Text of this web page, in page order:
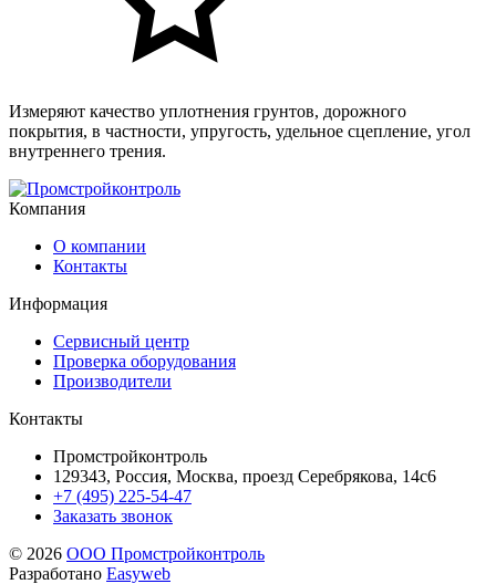
Измеряют качество уплотнения грунтов, дорожного
покрытия, в частности, упругость, удельное сцепление, угол
внутреннего трения.
Компания
О компании
Контакты
Информация
Сервисный центр
Проверка оборудования
Производители
Контакты
Промстройконтроль
129343, Россия, Москва, проезд Серебрякова, 14с6
+7 (495) 225-54-47
Заказать звонок
© 2026 ООО Промстройконтроль
Разработано Easyweb